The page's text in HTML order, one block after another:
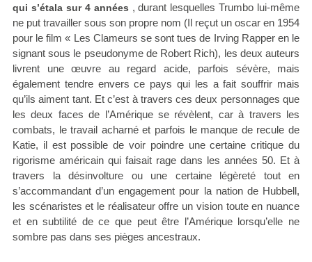
qui s’étala sur 4 années , durant lesquelles Trumbo lui-même
ne put travailler sous son propre nom (Il reçut un oscar en 1954
pour le film « Les Clameurs se sont tues de Irving Rapper en le
signant sous le pseudonyme de Robert Rich), les deux auteurs
livrent une œuvre au regard acide, parfois sévère, mais
également tendre envers ce pays qui les a fait souffrir mais
qu’ils aiment tant. Et c’est à travers ces deux personnages que
les deux faces de l’Amérique se révèlent, car à travers les
combats, le travail acharné et parfois le manque de recule de
Katie, il est possible de voir poindre une certaine critique du
rigorisme américain qui faisait rage dans les années 50. Et à
travers la désinvolture ou une certaine légèreté tout en
s’accommandant d’un engagement pour la nation de Hubbell,
les scénaristes et le réalisateur offre un vision toute en nuance
et en subtilité de ce que peut être l’Amérique lorsqu’elle ne
sombre pas dans ses pièges ancestraux.